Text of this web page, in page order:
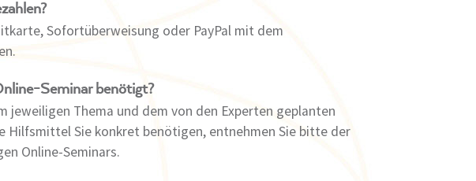
Sofortüberweisung oder PayPal mit dem
Seminar benötigt?
jeweiligen Thema und dem von den Experten geplanten
Hilfsmittel Sie konkret benötigen, entnehmen Sie bitte der
Online-Seminars.